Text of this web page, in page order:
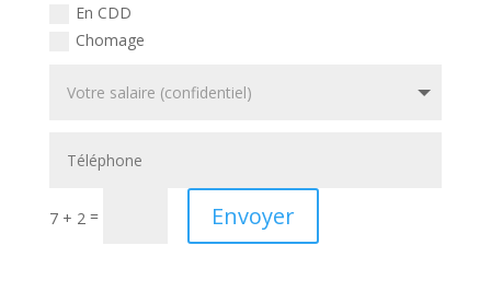
En CDD
Chomage
7 + 2 = Envoyer